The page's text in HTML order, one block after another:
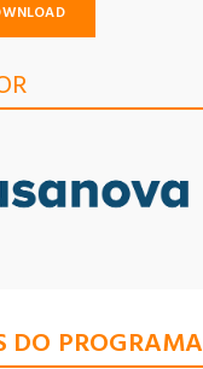
DO PROGRAMA